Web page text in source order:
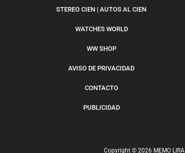
STEREO CIEN | AUTOS AL CIEN
WATCHES WORLD
WW SHOP
AVISO DE PRIVACIDAD
CONTACTO
PUBLICIDAD
Copyright © 2026 MEMO LIRA